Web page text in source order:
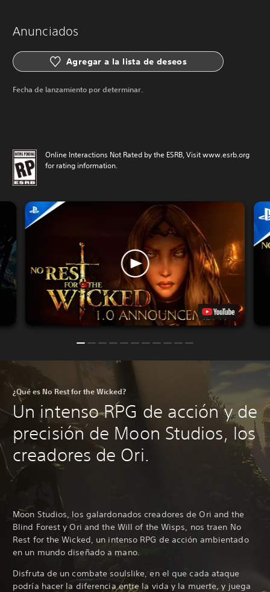
Anunciados
Agregar a la lista de deseos
Fecha de lanzamiento por determinar.
Online Interactions Not Rated by the ESRB, Visit www.esrb.org
for rating information.
¿Qué es No Rest for the Wicked?
Un intenso RPG de acción y de
precisión de Moon Studios, los
creadores de Ori.
Moon Studios, los galardonados creadores de Ori and the
Blind Forest y Ori and the Will of the Wisps, nos traen No
Rest for the Wicked, un intenso RPG de acción ambientado
en un mundo diseñado a mano.
Disfruta de un combate soulslike, en el que cada ataque
podría hacer la diferencia entre la vida y la muerte, y juega